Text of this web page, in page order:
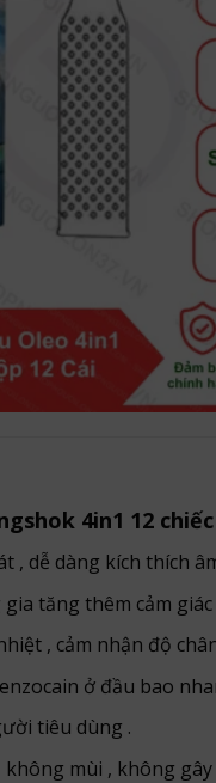
4in1 12 chiếc
, dễ dàng kích thích
tăng thêm cảm giác
, cảm nhận độ
ở đầu bao
tiêu dùng .
mùi , không gây